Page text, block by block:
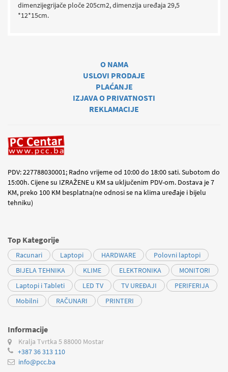
dimenzijegrijače ploče 205cm2, dimenzija uređaja 29,5
*12*15cm.
O NAMA
USLOVI PRODAJE
PLAĆANJE
IZJAVA O PRIVATNOSTI
REKLAMACIJE
PDV: 227788030001; Radno vrijeme od 10:00 do 18:00 sati. Subotom do
15:00h. Cijene su IZRAŽENE u KM sa uključenim PDV-om. Dostava je 7
KM, preko 100 KM besplatna(ne odnosi se na klima uređaje i bijelu
tehniku)
Top Kategorije
Racunari Laptopi HARDWARE
Polovni laptopi
BIJELA TEHNIKA
KLIME ELEKTRONIKA
MONITORI
Laptopi i Tableti
LED TV TV UREĐAJI
PERIFERIJA
Mobilni
RAČUNARI PRINTERI
Informacije
Kralja Tvrtka 5 88000 Mostar
+387 36 313 110
info@pcc.ba